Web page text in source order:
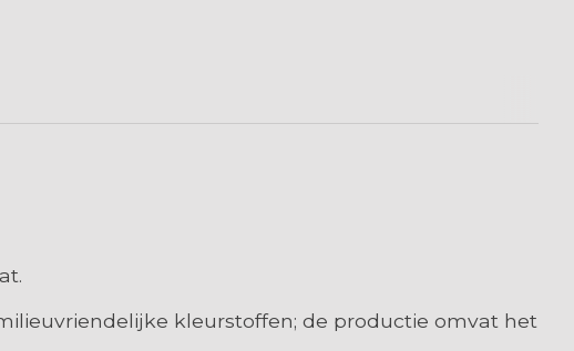
kleurstoffen; de productie omvat het